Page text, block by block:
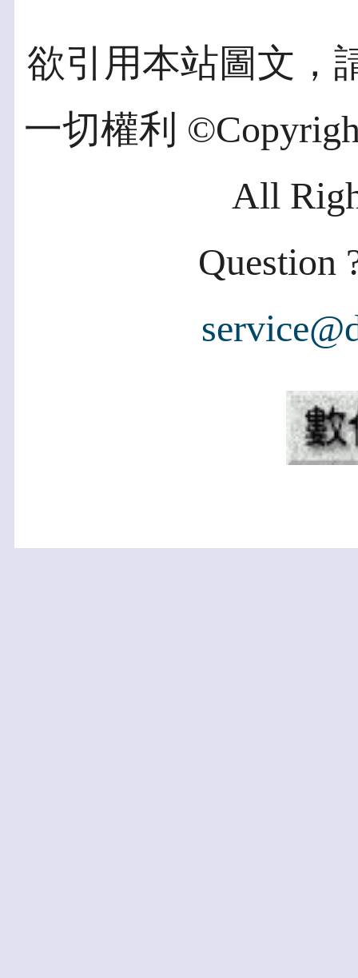
欲引用本站圖文，
一切權利
All
Question